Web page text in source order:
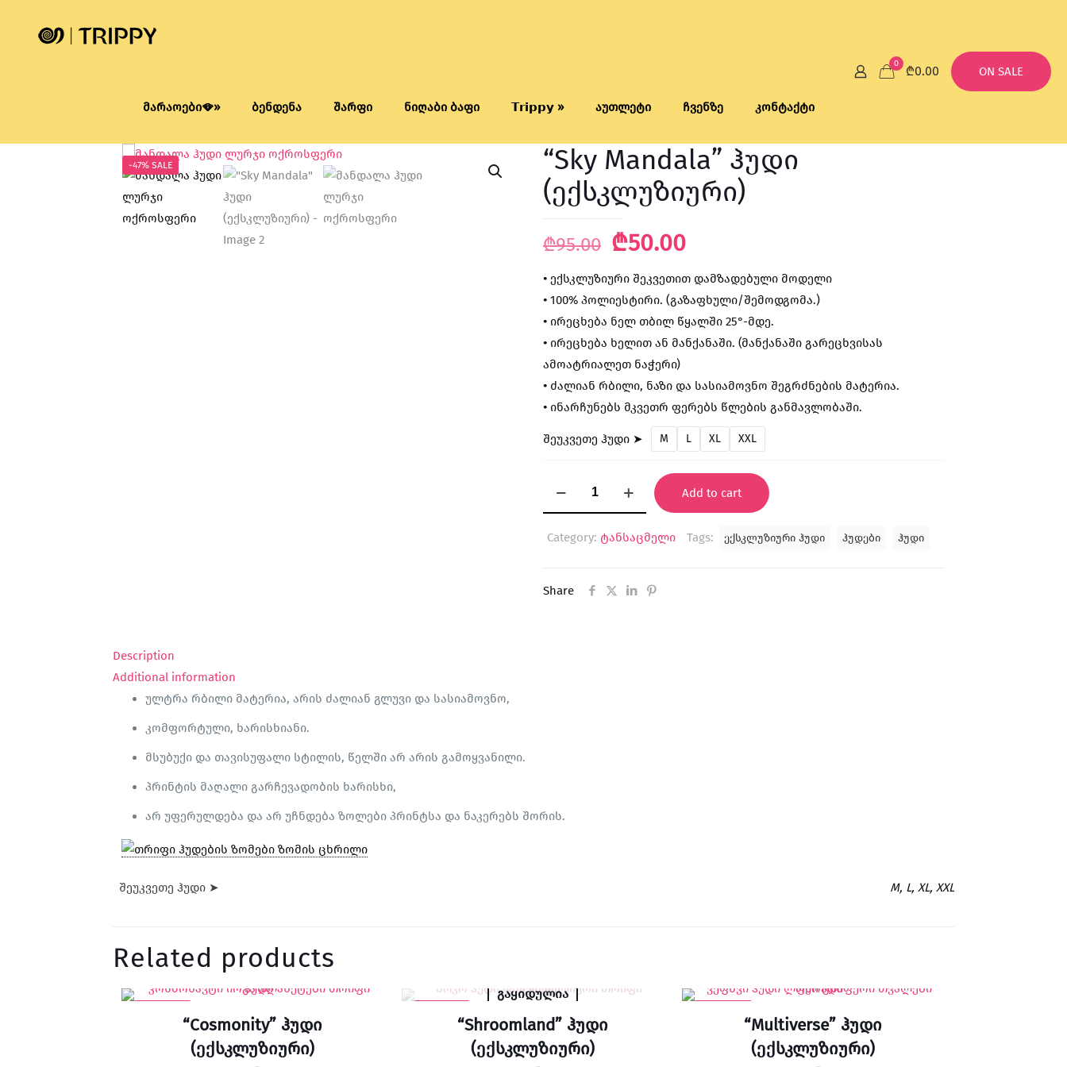
მარაოები🪭» ბენდენა შარფი ნიღაბი ბაფი 𝗧𝗿𝗶𝗽𝗽𝘆 » აუთლეტი ჩვენზე კონტაქტი
0
₾0.00 ON SALE
-47% SALE
“Sky Mandala” ჰუდი
(ექსკლუზიური)
₾95.00 Original
was:
₾95.00.
₾50.00Current
is:
₾50.00.
• ექსკლუზიური შეკვეთით დამზადებული მოდელი
• 100% პოლიესტირი. (გაზაფხული/შემოდგომა.)
• ირეცხება ნელ თბილ წყალში 25°-მდე.
• ირეცხება ხელით ან მანქანაში. (მანქანაში გარეცხვისას
ამოატრიალეთ ნაჭერი)
• ძალიან რბილი, ნაზი და სასიამოვნო შეგრძნების მატერია.
• ინარჩუნებს მკვეთრ ფერებს წლების განმავლობაში.
შეუკვეთე ჰუდი ➤ M L XL XXL
(ექსკლუზიური)
Add to cart
Category: ტანსაცმელი Tags: ექსკლუზიური ჰუდი ჰუდები ჰუდი
Share
Description
Additional information
ულტრა რბილი მატერია, არის ძალიან გლუვი და სასიამოვნო,
კომფორტული, ხარისხიანი.
მსუბუქი და თავისუფალი სტილის, წელში არ არის გამოყვანილი.
პრინტის მაღალი გარჩევადობის ხარისხი,
არ უფერულდება და არ უჩნდება ზოლები პრინტსა და ნაკერებს შორის.
შეუკვეთე ჰუდი ➤ M, L, XL, XXL
Related products
“Cosmonity” ჰუდი
(ექსკლუზიური)
გაყიდულია
“Shroomland” ჰუდი
(ექსკლუზიური)
“Multiverse” ჰუდი
(ექსკლუზიური)